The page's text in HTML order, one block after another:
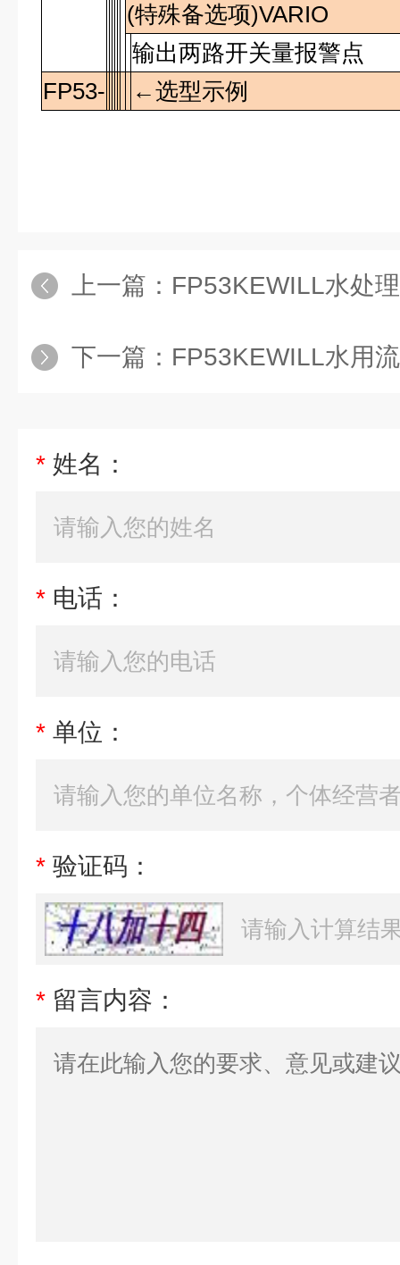
(特殊备选项)VARIO
输出两路开关量报警点
FP53-
←选型示例
上一篇： FP53KEWILL水处
下一篇： FP53KEWILL水用
* 姓名：
* 电话：
* 单位：
* 验证码：
* 留言内容：